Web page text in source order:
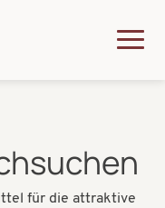
für die attraktive